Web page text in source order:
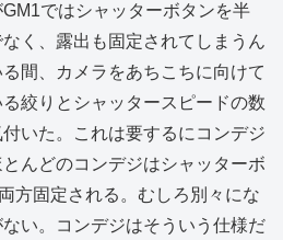
ではシャッターボタンを半
く、露出も固定されてしまうん
間、カメラをあちこちに向けて
絞りとシャッタースピードの数
いた。これは要するにコンデジ
んどのコンデジはシャッターボ
方固定される。むしろ別々にな
い。コンデジはそういう仕様だ